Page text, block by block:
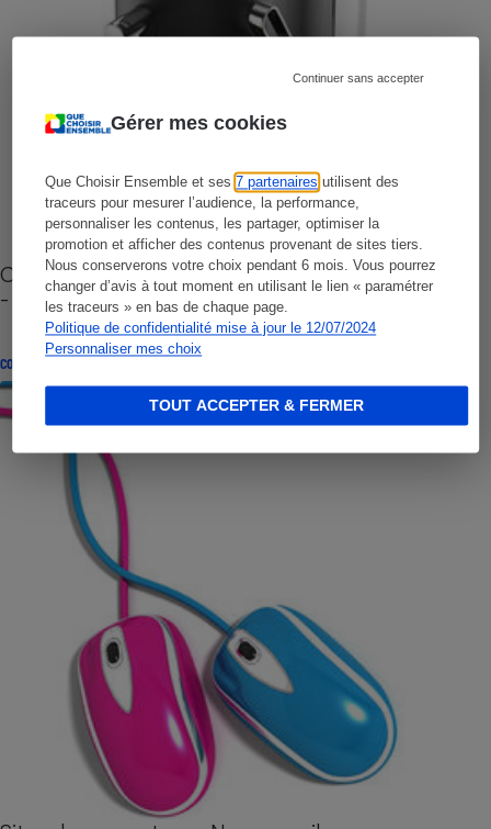
Gérer mes cookies
Que Choisir Ensemble et ses7 partenaires utilisent des
traceurs pour mesurer l’audience, la performance,
personnaliser les contenus, les partager, optimiser la
promotion et afficher des contenus provenant de sites tiers.
Nous conserverons votre choix pendant 6 mois. Vous pourrez
changer d’avis à tout moment en utilisant le lien « paramétrer
les traceurs » en bas de chaque page.
Politique de confidentialité mise à jour le 12/07/2024
Personnaliser mes choix
Continuer sans accepter
TOUT ACCEPTER & FERMER
Cafetière à capsules zéro déchet CoffeeB (vidéo)
- Premières impressions
CONSEILS